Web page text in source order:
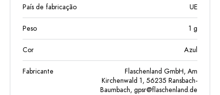
País de fabricação UE
Peso 1 g
Cor Azul
Fabricante
Flaschenland GmbH, Am
Kirchenwald 1, 56235 Ransbach-
Baumbach, gpsr@flaschenland.de